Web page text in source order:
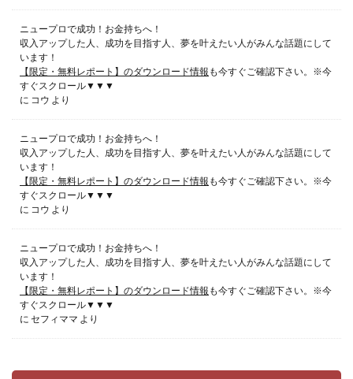
ニュープロで成功！お金持ちへ！
収入アップした人、成功を目指す人、夢を叶えたい人がみんな話題にして
います！
【限定・無料レポート】のダウンロード情報 も今すぐご確認下さい。※今
すぐスクロール▼▼▼
に コウ より
ニュープロで成功！お金持ちへ！
収入アップした人、成功を目指す人、夢を叶えたい人がみんな話題にして
います！
【限定・無料レポート】のダウンロード情報 も今すぐご確認下さい。※今
すぐスクロール▼▼▼
に コウ より
ニュープロで成功！お金持ちへ！
収入アップした人、成功を目指す人、夢を叶えたい人がみんな話題にして
います！
【限定・無料レポート】のダウンロード情報 も今すぐご確認下さい。※今
すぐスクロール▼▼▼
に セフィママ より